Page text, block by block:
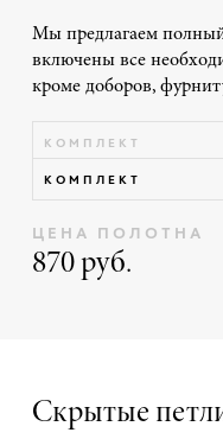
Мы предлагаем
включены все
кроме доборов,
КОМПЛЕКТ
КОМПЛЕКТ
ЦЕНА ПОЛОТНА
870 руб.
Скрытые